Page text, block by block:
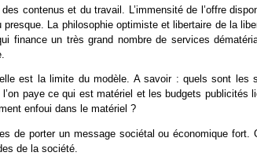
contenus et du travail. L’immensité de l’offre
La philosophie optimiste et libertaire de la
finance un très grand nombre de services
est la limite du modèle. A savoir : quels sont les
paye ce qui est matériel et les budgets publicités
enfoui dans le matériel ?
de porter un message sociétal ou économique fort.
de la société.